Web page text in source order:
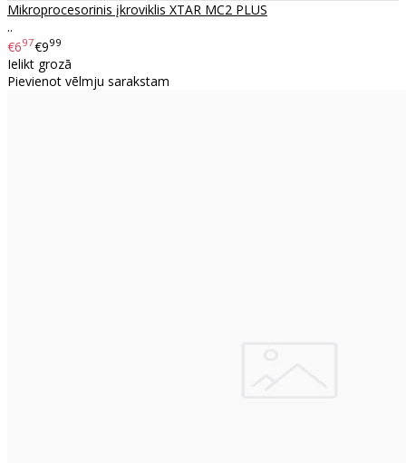
Mikroprocesorinis įkroviklis XTAR MC2 PLUS
..
€697€999
Ielikt grozā
Pievienot vēlmju sarakstam